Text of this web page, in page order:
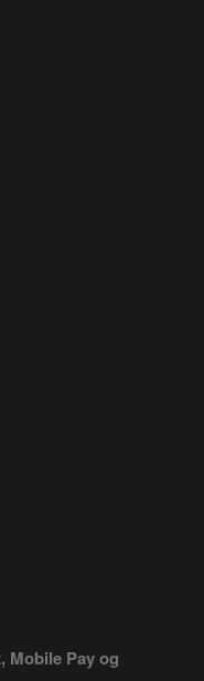
Mobile Pay og